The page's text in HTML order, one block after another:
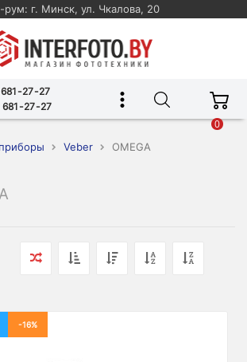
г. Минск, ул. Чкалова, 20
27-27
27-27
0
Veber OMEGA
-16%